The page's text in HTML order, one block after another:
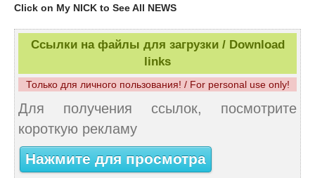
Click on My NICK to See All NEWS
Ссылки на файлы для загрузки / Download
links
Только для личного пользования! / For personal use only!
Для получения ссылок, посмотрите
короткую рекламу
Нажмите для просмотра